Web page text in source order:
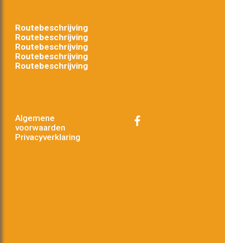
Routebeschrijving
Routebeschrijving
Routebeschrijving
Routebeschrijving
Routebeschrijving
Algemene
voorwaarden
Privacyverklaring